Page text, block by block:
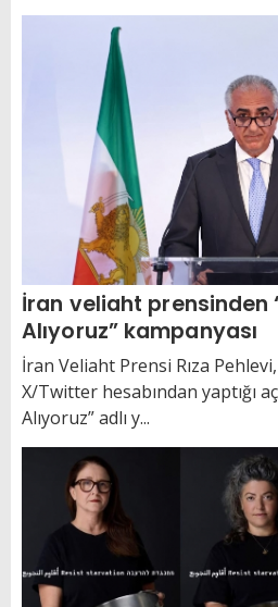
İran veliaht prensinden
Alıyoruz” kampanyası
İran Veliaht Prensi Rıza
X/Twitter hesabından yaptığı
Alıyoruz” adlı y...